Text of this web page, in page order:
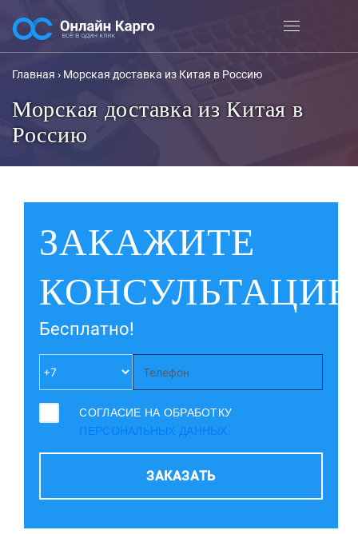
Главная › Морская доставка из Китая в Россию
Морская доставка из Китая в
Россию
ЗАКАЖИТЕ
Бесплатно!
СОГЛАСИЕ НА ОБРАБОТКУ
ПЕРСОНАЛЬНЫХ ДАННЫХ.
ЗАКАЗАТЬ